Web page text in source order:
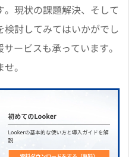
現状の課題解決、そして
討してみてはいかがでし
ービスも承っています。
。